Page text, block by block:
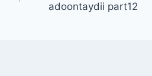
adoontaydii part12